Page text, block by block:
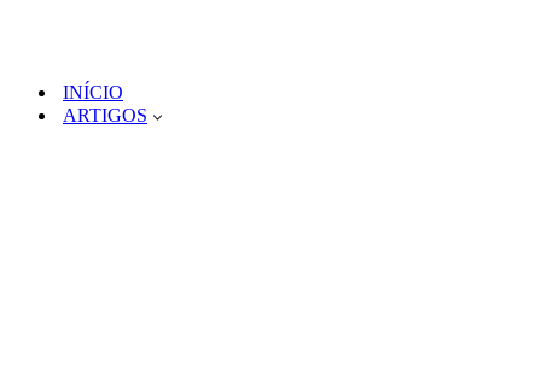
INÍCIO
ARTIGOS